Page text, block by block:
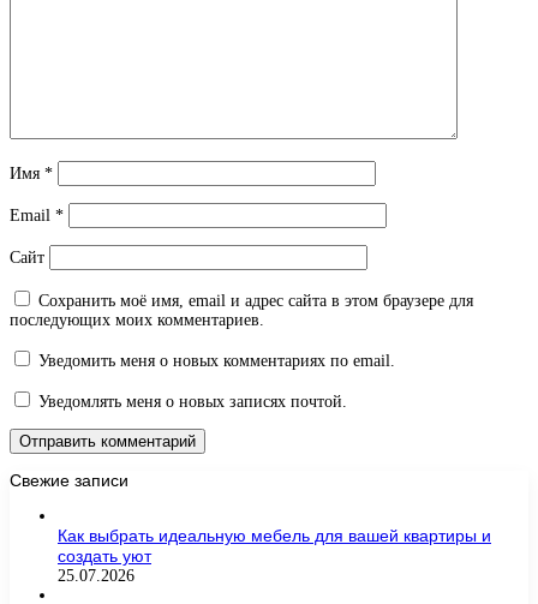
Имя *
Email *
Сайт
Сохранить моё имя, email и адрес сайта в этом браузере для
последующих моих комментариев.
Уведомить меня о новых комментариях по email.
Уведомлять меня о новых записях почтой.
Свежие записи
Как выбрать идеальную мебель для вашей квартиры и
создать уют
25.07.2026